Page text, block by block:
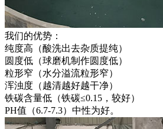
我们的优势：
纯度高（酸洗出去杂质提纯）
圆度低（球磨机制作圆度低）
粒形窄（水分溢流粒形窄）
浑浊度（越清越好越干净）
铁碳含量低（铁碳≤0.15，较好）
PH值（6.7-7.3）中性为好。